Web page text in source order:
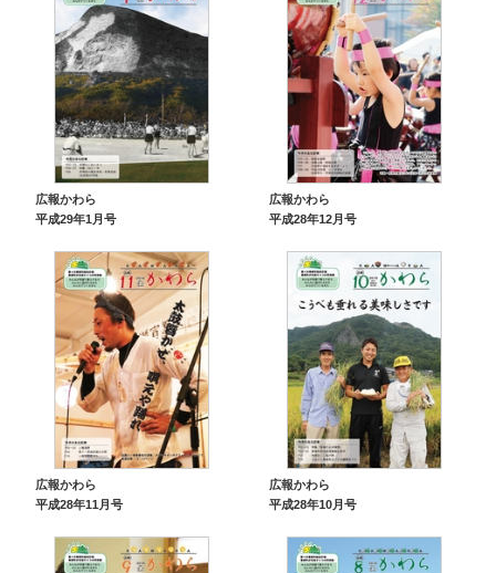
広報かわら
平成29年1月号
広報かわら
平成28年12月号
広報かわら
平成28年11月号
広報かわら
平成28年10月号